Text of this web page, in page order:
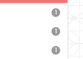
1
1
1